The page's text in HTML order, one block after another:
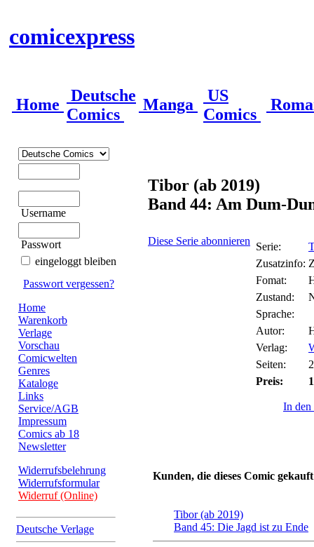
comicexpress
Home
Deutsche
Comics
Manga
US
Comics
Username
Passwort
eingeloggt bleiben
Passwort vergessen?
Home
Warenkorb
Verlage
Vorschau
Comicwelten
Genres
Kataloge
Links
Service/AGB
Impressum
Comics ab 18
Newsletter
Widerrufsbelehrung
Widerrufsformular
Widerruf (Online)
Deutsche Verlage
Tibor (ab 2019)
Band 44: Am Dum-
Diese Serie abonnieren Serie:
Zusatzinfo:
Fomat:
Zustand:
Sprache:
Autor:
Verlag:
Seiten:
Preis:
In den
Kunden, die dieses Comic
Tibor (ab 2019)
Band 45: Die Jagd ist zu Ende